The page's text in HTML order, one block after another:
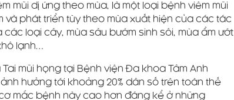
mũi dị ứng theo mùa, là một loại bệnh viêm mũi
phát triển tùy theo mùa xuất hiện của các tác
loại cây, mùa sâu bướm sinh sôi, mùa ẩm ướt
lạnh…
Tai mũi họng tại Bệnh viện Đa khoa Tâm Anh
hưởng tới khoảng 20% dân số trên toàn thế
mắc bệnh này cao hơn đáng kể ở những